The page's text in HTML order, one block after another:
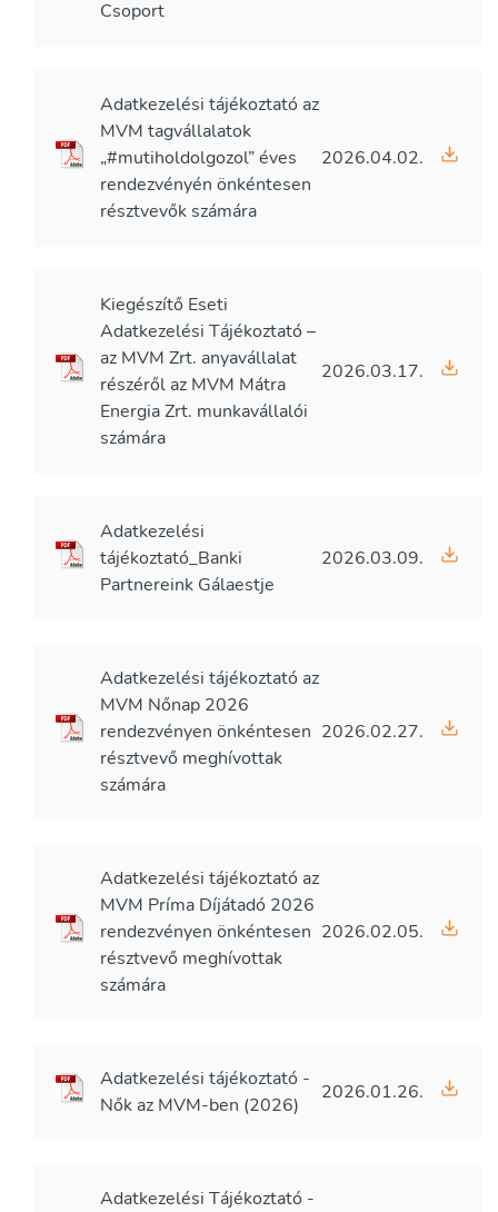
Csoport
Adatkezelési tájékoztató az
MVM tagvállalatok
„#mutiholdolgozol” éves
rendezvényén önkéntesen
résztvevők számára
2026.04.02.
Kiegészítő Eseti
Adatkezelési Tájékoztató –
az MVM Zrt. anyavállalat
részéről az MVM Mátra
Energia Zrt. munkavállalói
számára
2026.03.17.
Adatkezelési
tájékoztató_Banki
Partnereink Gálaestje
2026.03.09.
Adatkezelési tájékoztató az
MVM Nőnap 2026
rendezvényen önkéntesen
résztvevő meghívottak
számára
2026.02.27.
Adatkezelési tájékoztató az
MVM Príma Díjátadó 2026
rendezvényen önkéntesen
résztvevő meghívottak
számára
2026.02.05.
Adatkezelési tájékoztató -
Nők az MVM-ben (2026)
2026.01.26.
Adatkezelési Tájékoztató -